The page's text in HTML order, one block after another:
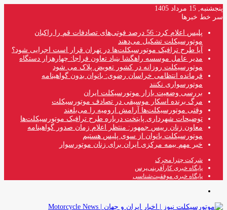
پنجشنبه, 15 مرداد 1405
سر خط خبرها
پلیس اعلام کرد: 56 درصد فوتی‌های تصادفات قم را راکبان
موتورسیکلت تشکیل می‌دهند
آیا طرح ترافیک موتورسیکلت‌ها در تهران قرار است اجرایی شود؟
مدیر عامل موسسه راهگشا بنیاد تعاون فراجا: چهارهزار دستگاه
موتورسیکلت روزانه در کشور تعویض پلاک می شود
فرمانده انتظامی خراسان رضوی: بانوان بدون گواهینامه
موتورسواری نکنند
بررسی وضعیت بازار موتورسیکلت ایران
مرگ برنده اسکار موسیقی در تصادف موتورسیکلت
وقتی موتورسیکلت‌ها آرامش ارومیه را می‌بلعند
توضیحات شهرداری پایتخت درباره طرح ترافیک موتورسیکلت‌ها
معاون زنان رییس جمهور: منتظر اعلام زمان صدور گواهینامه
موتورسیکلت بانوان از سوی پلیس هستیم
خبر مهم بیمه مرکزی ایران برای زنان موتورسوار
شرکت چترا محرک
پایگاه خبری کارآفرینی‌پرس
پایگاه خبری موفقیت‌شناسی